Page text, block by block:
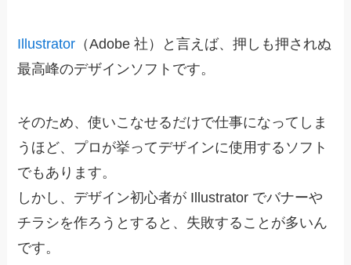
Illustrator （Adobe 社）と言えば、押しも押されぬ
最高峰のデザインソフトです。
そのため、使いこなせるだけで仕事になってしま
うほど、プロが挙ってデザインに使用するソフト
でもあります。
しかし、デザイン初心者が Illustrator でバナーや
チラシを作ろうとすると、失敗することが多いん
です。